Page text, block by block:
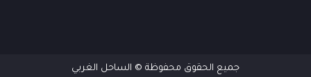
جميع الحقوق محفوظة © الساحل الغربي